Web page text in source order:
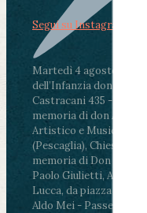
Martedì 4 agosto2026
dell’Infanzia don Aldo
Castracani 435 -
memoria di don Aldo
Artistico e Musicale
(Pescaglia), Chiesa
memoria di Don Aldo
Paolo Giulietti,
Lucca, da piazza San
Aldo Mei - Passeggiata
Segui su Instagram